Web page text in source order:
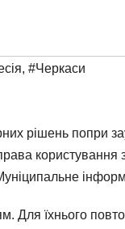
, #Черкаси
рішень
Для їхнього